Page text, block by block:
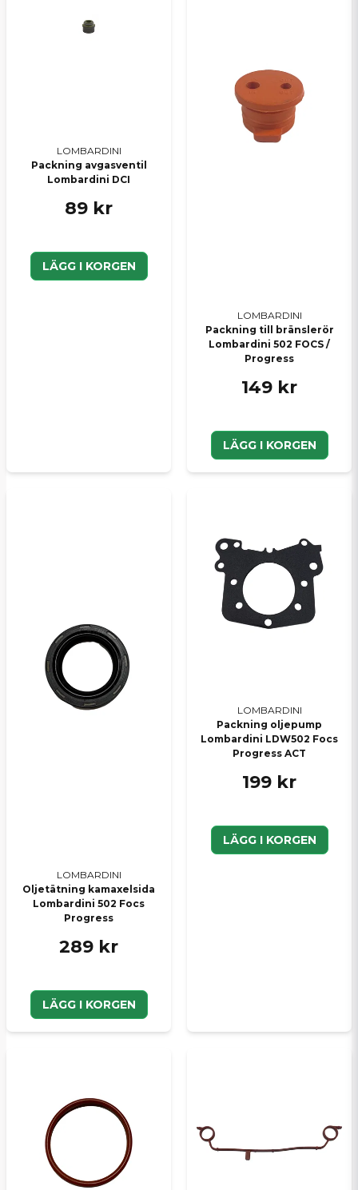
LOMBARDINI
Packning avgasventil
Lombardini DCI
89 kr
LÄGG I KORGEN
LOMBARDINI
Packning till bränslerör
Lombardini 502 FOCS /
Progress
149 kr
LÄGG I KORGEN
LOMBARDINI
Oljetätning kamaxelsida
Lombardini 502 Focs
Progress
289 kr
LÄGG I KORGEN
LOMBARDINI
Packning oljepump
Lombardini LDW502 Focs
Progress ACT
199 kr
LÄGG I KORGEN